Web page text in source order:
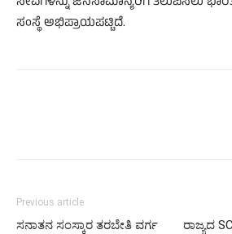
ಸಂಸ್ಥೆ ಅಭಿಪ್ರಾಯಪಟ್ಟಿದೆ.
Previous article
ಸನಾತನ ಸಂಸ್ಕಾರ ತರಬೇತಿ ವರ್ಗ ರಾಜ್ಯದ